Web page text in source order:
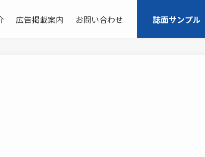
広告掲載案内 お問い合わせ 誌面サンプル